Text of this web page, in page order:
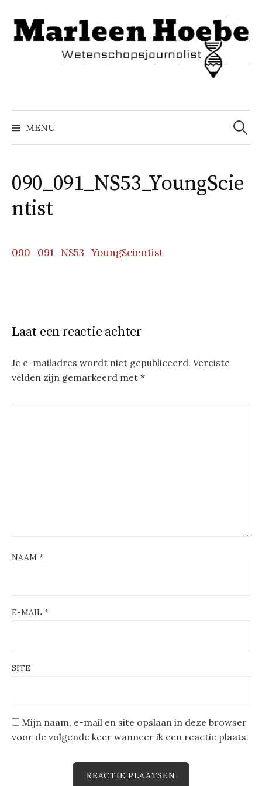
inhoud
springen
MENU
Zoeken
naar:
090_091_NS53_YoungScie
ntist
090_091_NS53_YoungScientist
Laat een reactie achter
Je e-mailadres wordt niet gepubliceerd. Vereiste
velden zijn gemarkeerd met *
NAAM *
E-MAIL *
SITE
Mijn naam, e-mail en site opslaan in deze browser
voor de volgende keer wanneer ik een reactie plaats.